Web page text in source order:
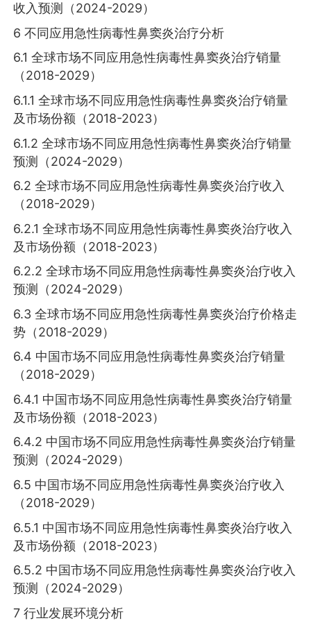
收入预测（2024-2029）
6 不同应用急性病毒性鼻窦炎治疗分析
6.1 全球市场不同应用急性病毒性鼻窦炎治疗销量
（2018-2029）
6.1.1 全球市场不同应用急性病毒性鼻窦炎治疗销量
及市场份额（2018-2023）
6.1.2 全球市场不同应用急性病毒性鼻窦炎治疗销量
预测（2024-2029）
6.2 全球市场不同应用急性病毒性鼻窦炎治疗收入
（2018-2029）
6.2.1 全球市场不同应用急性病毒性鼻窦炎治疗收入
及市场份额（2018-2023）
6.2.2 全球市场不同应用急性病毒性鼻窦炎治疗收入
预测（2024-2029）
6.3 全球市场不同应用急性病毒性鼻窦炎治疗价格走
势（2018-2029）
6.4 中国市场不同应用急性病毒性鼻窦炎治疗销量
（2018-2029）
6.4.1 中国市场不同应用急性病毒性鼻窦炎治疗销量
及市场份额（2018-2023）
6.4.2 中国市场不同应用急性病毒性鼻窦炎治疗销量
预测（2024-2029）
6.5 中国市场不同应用急性病毒性鼻窦炎治疗收入
（2018-2029）
6.5.1 中国市场不同应用急性病毒性鼻窦炎治疗收入
及市场份额（2018-2023）
6.5.2 中国市场不同应用急性病毒性鼻窦炎治疗收入
预测（2024-2029）
7 行业发展环境分析